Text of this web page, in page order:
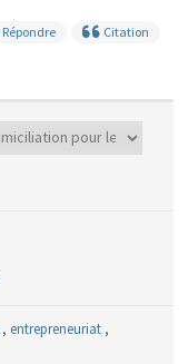
Répondre Citation
, entrepreneuriat ,